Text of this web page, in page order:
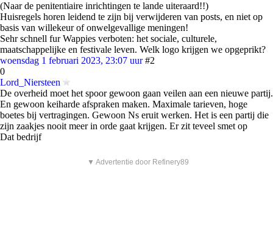
(Naar de penitentiaire inrichtingen te lande uiteraard!!)
Huisregels horen leidend te zijn bij verwijderen van posts, en niet op
basis van willekeur of onwelgevallige meningen!
Sehr schnell fur Wappies verboten: het sociale, culturele,
maatschappelijke en festivale leven. Welk logo krijgen we opgeprikt?
woensdag 1 februari 2023, 23:07 uur #2
0
Lord_Niersteen
De overheid moet het spoor gewoon gaan veilen aan een nieuwe partij.
En gewoon keiharde afspraken maken. Maximale tarieven, hoge
boetes bij vertragingen. Gewoon Ns eruit werken. Het is een partij die
zijn zaakjes nooit meer in orde gaat krijgen. Er zit teveel smet op
Dat bedrijf
▼ Advertentie door Refinery89